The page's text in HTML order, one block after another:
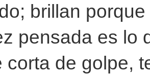
brillan
pensada es lo
corta de golpe,